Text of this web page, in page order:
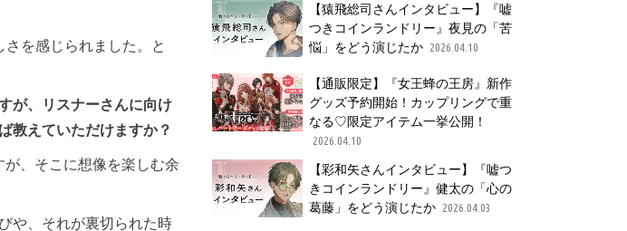
を感じられました。と
が、リスナーさんに向け
教えていただけますか？
、そこに想像を楽しむ余
や、それが裏切られた時
【猿飛総司さんインタビュー】『嘘
つきコインランドリー』夜見の「苦
悩」をどう演じたか 2026.04.10
【通販限定】『女王蜂の王房』新作
グッズ予約開始！カップリングで重
なる♡限定アイテム一挙公開！
2026.04.10
【彩和矢さんインタビュー】『嘘つ
きコインランドリー』健太の「心の
葛藤」をどう演じたか 2026.04.03